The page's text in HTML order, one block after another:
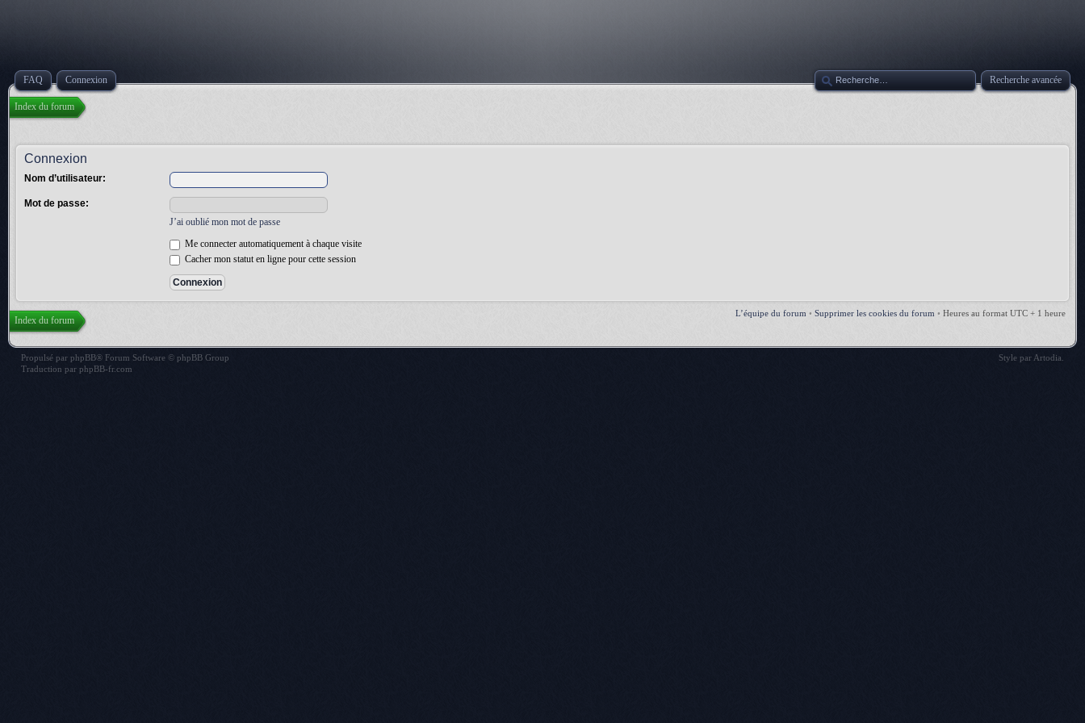
FAQ Connexion Recherche avancée
Index du forum
Connexion
Nom d’utilisateur:
Mot de passe:
J’ai oublié mon mot de passe
Me connecter automatiquement à chaque visite
Cacher mon statut en ligne pour cette session
L’équipe du forum • Supprimer les cookies du forum • Heures au format UTC + 1 heure
Index du forum
Propulsé par phpBB® Forum Software © phpBB Group
Traduction par phpBB-fr.com
Style par Artodia